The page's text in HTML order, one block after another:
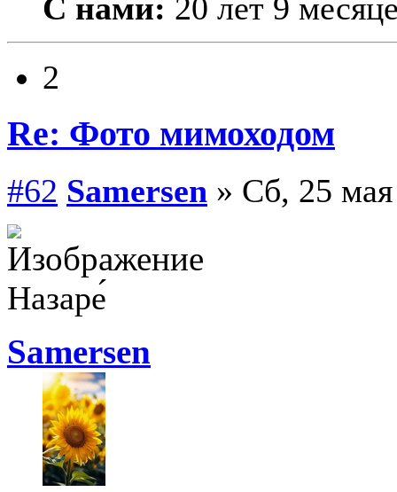
С нами: 20 лет 9
2
Re: Фото мимоходом
#62 Samersen » Сб, 25
Назаре́
Samersen